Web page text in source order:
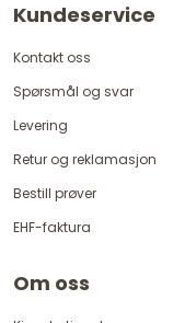
Kundeservice
Kontakt oss
Spørsmål og svar
Levering
Retur og reklamasjon
Bestill prøver
EHF-faktura
Om oss